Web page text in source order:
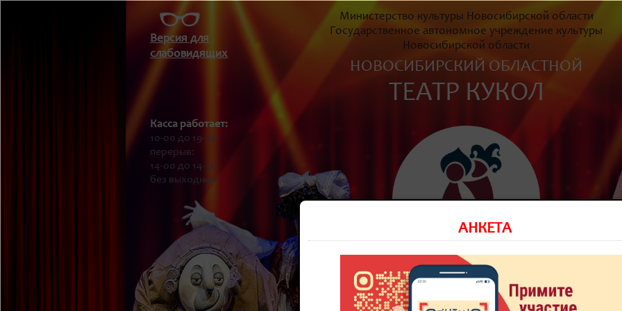
Министерство культуры Новосибирской области
Государственное автономное учреждение культуры
Новосибирской области
НОВОСИБИРСКИЙ ОБЛАСТНОЙ
ТЕАТР КУКОЛ
Касса работает:
10-00 до 19-30
перерыв:
14-00 до 14-30
без выходных
Версия для
слабовидящих
АНКЕТА